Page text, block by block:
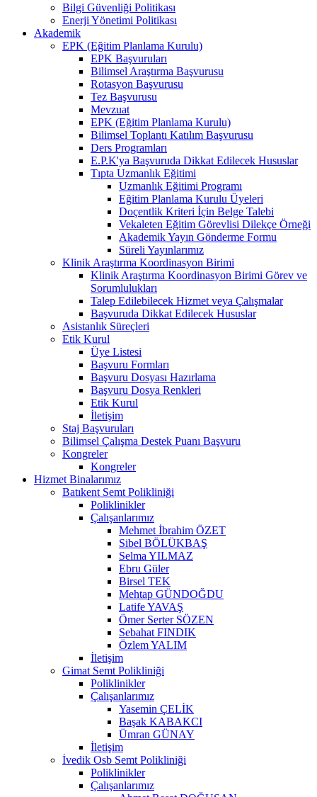
Bilgi Güvenliği Politikası
Enerji Yönetimi Politikası
Akademik
EPK (Eğitim Planlama Kurulu)
EPK Başvuruları
Bilimsel Araştırma Başvurusu
Rotasyon Başvurusu
Tez Başvurusu
Mevzuat
EPK (Eğitim Planlama Kurulu)
Bilimsel Toplantı Katılım Başvurusu
Ders Programları
E.P.K'ya Başvuruda Dikkat Edilecek Hususlar
Tıpta Uzmanlık Eğitimi
Uzmanlık Eğitimi Programı
Eğitim Planlama Kurulu Üyeleri
Doçentlik Kriteri İçin Belge Talebi
Vekaleten Eğitim Görevlisi Dilekçe Örneği
Akademik Yayın Gönderme Formu
Süreli Yayınlarımız
Klinik Araştırma Koordinasyon Birimi
Klinik Araştırma Koordinasyon Birimi Görev ve
Sorumlulukları
Talep Edilebilecek Hizmet veya Çalışmalar
Başvuruda Dikkat Edilecek Hususlar
Asistanlık Süreçleri
Etik Kurul
Üye Listesi
Başvuru Formları
Başvuru Dosyası Hazırlama
Başvuru Dosya Renkleri
Etik Kurul
İletişim
Staj Başvuruları
Bilimsel Çalışma Destek Puanı Başvuru
Kongreler
Kongreler
Hizmet Binalarımız
Batıkent Semt Polikliniği
Poliklinikler
Çalışanlarımız
Mehmet İbrahim ÖZET
Sibel BÖLÜKBAŞ
Selma YILMAZ
Ebru Güler
Birsel TEK
Mehtap GÜNDOĞDU
Latife YAVAŞ
Ömer Serter SÖZEN
Sebahat FINDIK
Özlem YALIM
İletişim
Gimat Semt Polikliniği
Poliklinikler
Çalışanlarımız
Yasemin ÇELİK
Başak KABAKCI
Ümran GÜNAY
İletişim
İvedik Osb Semt Polikliniği
Poliklinikler
Çalışanlarımız